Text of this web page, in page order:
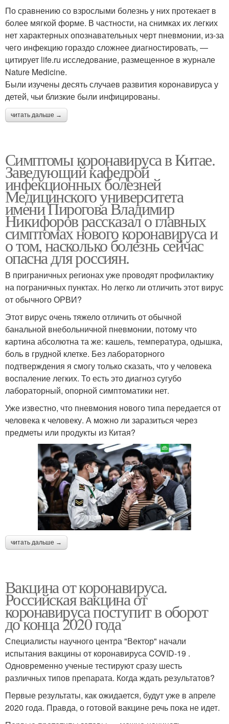
По сравнению со взрослыми болезнь у них протекает в
более мягкой форме. В частности, на снимках их легких
нет характерных опознавательных черт пневмонии, из-за
чего инфекцию гораздо сложнее диагностировать, —
цитирует life.ru исследование, размещенное в журнале
Nature Medicine.
Были изучены десять случаев развития коронавируса у
детей, чьи близкие были инфицированы.
читать дальше →
Симптомы коронавируса в Китае.
Заведующий кафедрой
инфекционных болезней
Медицинского университета
имени Пирогова Владимир
Никифоров рассказал о главных
симптомах нового коронавируса и
о том, насколько болезнь сейчас
опасна для россиян.
В приграничных регионах уже проводят профилактику
на пограничных пунктах. Но легко ли отличить этот вирус
от обычного ОРВИ?
Этот вирус очень тяжело отличить от обычной
банальной внебольничной пневмонии, потому что
картина абсолютна та же: кашель, температура, одышка,
боль в грудной клетке. Без лабораторного
подтверждения я смогу только сказать, что у человека
воспаление легких. То есть это диагноз сугубо
лабораторный, опорной симптоматики нет.
Уже известно, что пневмония нового типа передается от
человека к человеку. А можно ли заразиться через
предметы или продукты из Китая?
читать дальше →
Вакцина от коронавируса.
Российская вакцина от
коронавируса поступит в оборот
до конца 2020 года
Специалисты научного центра "Вектор" начали
испытания вакцины от коронавируса COVID-19 .
Одновременно ученые тестируют сразу шесть
различных типов препарата. Когда ждать результатов?
Первые результаты, как ожидается, будут уже в апреле
2020 года. Правда, о готовой вакцине речь пока не идет.